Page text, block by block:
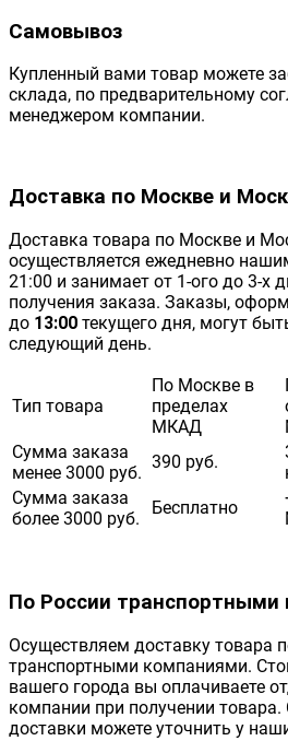
Самовывоз
Купленный вами товар можете
склада, по предварительному
менеджером компании.
Доставка по Москве и
Доставка товара по Москве и
осуществляется ежедневно
21:00 и занимает от 1-ого до 3-х
получения заказа. Заказы,
до 13:00 текущего дня, могут
следующий день.
Тип товара
По Москве в
пределах
МКАД
Сумма заказа
менее 3000 руб.
390 руб.
Сумма заказа
более 3000 руб.
Бесплатно
По России транспортными
Осуществляем доставку товара
транспортными компаниями.
вашего города вы оплачиваете
компании при получении
доставки можете уточнить у